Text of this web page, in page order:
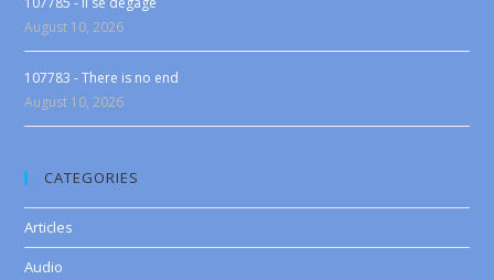
August 10, 2026
107783 - There is no end
August 10, 2026
CATEGORIES
Articles
Audio